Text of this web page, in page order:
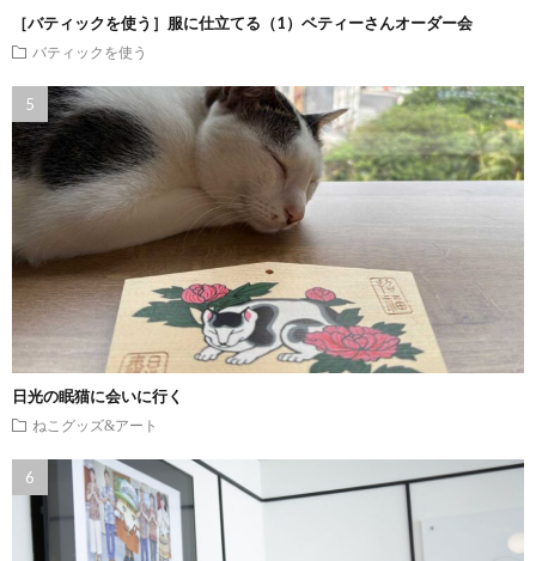
［バティックを使う］服に仕立てる（1）ベティーさんオーダー会
バティックを使う
日光の眠猫に会いに行く
ねこグッズ&アート